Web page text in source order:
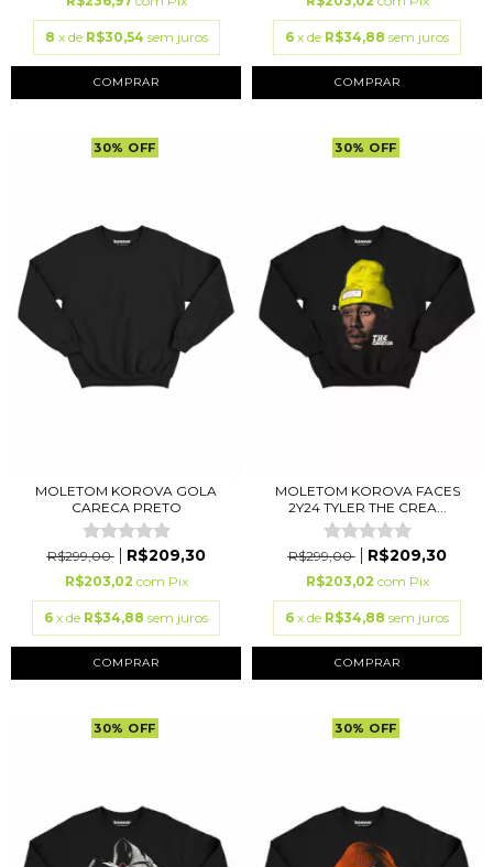
8 x de R$30,54 sem juros
COMPRAR
6 x de R$34,88 sem juros
COMPRAR
30% OFF
MOLETOM KOROVA GOLA
CARECA PRETO
R$299,00 R$209,30
R$203,02 com Pix
6 x de R$34,88 sem juros
COMPRAR
30% OFF
MOLETOM KOROVA FACES
2Y24 TYLER THE CREA...
R$299,00 R$209,30
R$203,02 com Pix
6 x de R$34,88 sem juros
COMPRAR
30% OFF 30% OFF